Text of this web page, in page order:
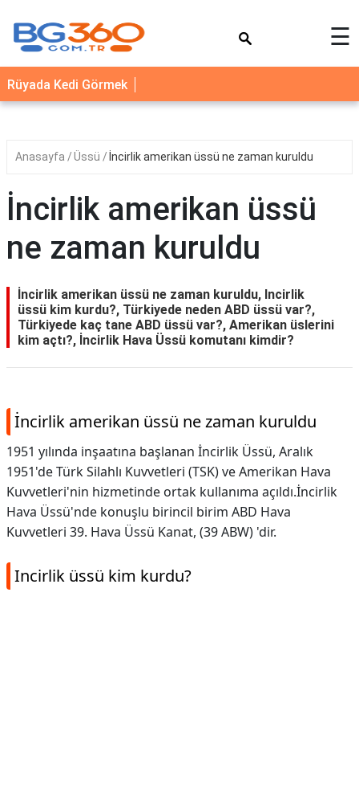
YEMEK
TARİFLERİ
SAĞLIK
İLETİŞİM
☰
Rüyada Kedi Görmek
Anasayfa Üssü İncirlik amerikan üssü ne zaman kuruldu
İncirlik amerikan üssü
ne zaman kuruldu
İncirlik amerikan üssü ne zaman kuruldu, Incirlik
üssü kim kurdu?, Türkiyede neden ABD üssü var?,
Türkiyede kaç tane ABD üssü var?, Amerikan üslerini
kim açtı?, İncirlik Hava Üssü komutanı kimdir?
İncirlik amerikan üssü ne zaman kuruldu
1951 yılında inşaatına başlanan İncirlik Üssü, Aralık
1951'de Türk Silahlı Kuvvetleri (TSK) ve Amerikan Hava
Kuvvetleri'nin hizmetinde ortak kullanıma açıldı.İncirlik
Hava Üssü'nde konuşlu birincil birim ABD Hava
Kuvvetleri 39. Hava Üssü Kanat, (39 ABW) 'dir.
Incirlik üssü kim kurdu?